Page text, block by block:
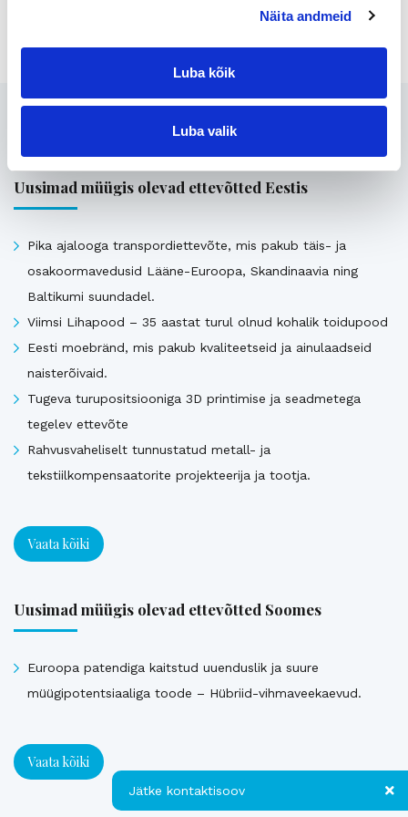
Näita andmeid
Luba kõik
Luba valik
Seotud
Uusimad müügis olevad ettevõtted Eestis
Pika ajalooga transpordiettevõte, mis pakub täis- ja
osakoormavedusid Lääne-Euroopa, Skandinaavia ning
Baltikumi suundadel.
Viimsi Lihapood – 35 aastat turul olnud kohalik toidupood
Eesti moebränd, mis pakub kvaliteetseid ja ainulaadseid
naisterõivaid.
Tugeva turupositsiooniga 3D printimise ja seadmetega
tegelev ettevõte
Rahvusvaheliselt tunnustatud metall- ja
tekstiilkompensaatorite projekteerija ja tootja.
Vaata kõiki
Uusimad müügis olevad ettevõtted Soomes
Euroopa patendiga kaitstud uuenduslik ja suure
müügipotentsiaaliga toode – Hübriid-vihmaveekaevud.
Vaata kõiki
Jätke kontaktisoov